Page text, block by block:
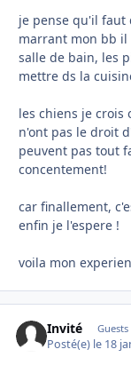
je pense qu'il faut
marrant mon bb il
salle de bain, les
mettre ds la
les chiens je crois
n'ont pas le droit
peuvent pas tout
concentement!
car finallement,
enfin je l'espere !
voila mon
Invité Guests
Posté(e) le 18